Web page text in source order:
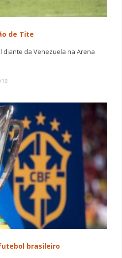
de Tite
diante da Venezuela na Arena
brasileiro